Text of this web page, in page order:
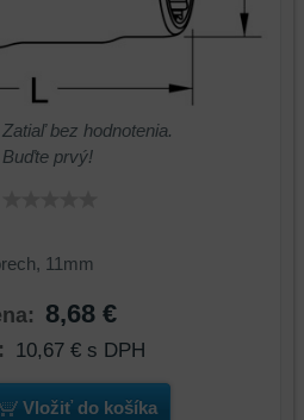
Zatiaľ bez hodnotenia.
Buďte prvý!
11mm
8,68 €
10,67 € s DPH
Vložiť do košíka